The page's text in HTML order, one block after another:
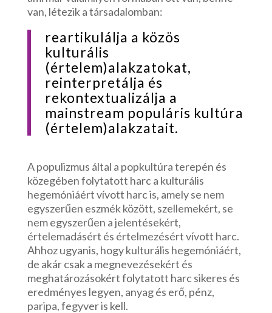
van, létezik a társadalomban:
reartikulálja a közös
kulturális
(értelem)alakzatokat,
reinterpretálja és
rekontextualizálja a
mainstream populáris kultúra
(értelem)alakzatait.
A populizmus által a popkultúra terepén és
közegében folytatott harc a kulturális
hegemóniáért vívott harc is, amely se nem
egyszerűen eszmék között, szellemekért, se
nem egyszerűen a jelentésekért,
értelemadásért és értelmezésért vívott harc.
Ahhoz ugyanis, hogy kulturális hegemóniáért,
de akár csak a megnevezésekért és
meghatározásokért folytatott harc sikeres és
eredményes legyen, anyag és erő, pénz,
paripa, fegyver is kell.